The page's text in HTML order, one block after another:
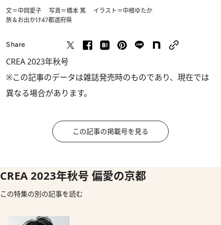
文＝中岡愛子 写真＝橋本 篤 イラスト＝中根ゆたか
旅＆お出かけ47都道府県
Share
CREA 2023年秋号
※この記事のデータは雑誌発売時のものであり、現在では
異なる場合があります。
この記事の掲載号を見る
CREA 2023年秋号 偏愛の京都
この特集の別の記事を読む